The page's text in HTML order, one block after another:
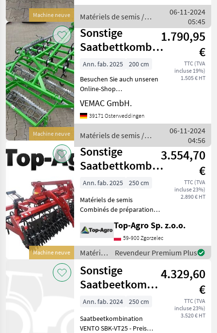
Machine neuve
210cm, 250cm, 300cm und
320cm lieferb
Matériels de semis /
Sonstige
06-11-2024
05:45
Machine neuve
Sonstige
Saatbettkombination
210cm Bomet
Carina 210
Grubb
1.790,95
€
TTC (TVA
incluse 19%)
1.505 € HT
Ann. fab. 2025
200 cm
Besuchen Sie auch unseren
Online-Shop
www.traktorshop24. com
Saatbettkombination
Bomet Carina 210cm
250cm, 280cm, 300cm und
320cm lieferb
VEMAC GmbH.
39171 Osterweddingen
Matériels de semis /
Sonstige
06-11-2024
04:56
Machine neuve
Sonstige
Saatbettkombination
mit Lift fur
Drillmaschine N
3.554,70
€
TTC (TVA
incluse 23%)
2.890 € HT
Ann. fab. 2025
250 cm
Matériels de semis
Combinés de préparation
Top-Agro Sp. z.o.o.
59-900 Zgorzelec
Matériels
de semis
/
Sonstige
Revendeur Premium Plus
Sonstige
Saatbeetkombination
2,5m VENTO
SBK-VT25
4.329,60
€
TTC (TVA
incluse 23%)
3.520 € HT
Ann. fab. 2024
250 cm
Saatbeetkombination
VENTO SBK-VT25 - Preis